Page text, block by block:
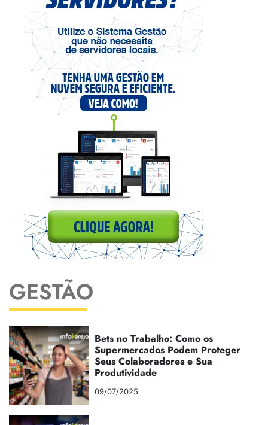
GESTÃO
Bets no Trabalho: Como os
Supermercados Podem Proteger
Seus Colaboradores e Sua
Produtividade
09/07/2025